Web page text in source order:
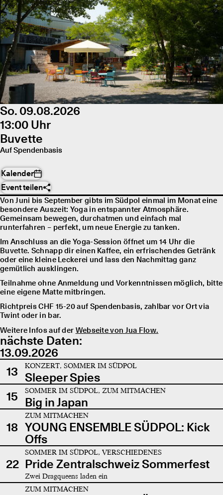
So. 09.08.2026
13:00 Uhr
Buvette
Auf Spendenbasis
Kalender
Event teilen
Von Juni bis September gibts im Südpol einmal im Monat eine
besondere Auszeit: Yoga in entspannter Atmosphäre.
Gemeinsam bewegen, durchatmen und einfach mal
runterfahren – perfekt, um neue Energie zu tanken.
Im Anschluss an die Yoga-Session öffnet um 14 Uhr die
Buvette. Schnapp dir einen Kaffee, ein erfrischendes Getränk
oder eine kleine Leckerei und lass den Nachmittag ganz
gemütlich ausklingen.
Teilnahme ohne Anmeldung und Vorkenntnissen möglich, bitte
eine eigene Matte mitbringen.
Richtpreis CHF 15-20 auf Spendenbasis, zahlbar vor Ort via
Twint oder in bar.
Weitere Infos auf der Webseite von Jua Flow.
nächste Daten:
13.09.2026
13
KONZERT, SOMMER IM SÜDPOL
Sleeper Spies
15
SOMMER IM SÜDPOL, ZUM MITMACHEN
Big in Japan
18
ZUM MITMACHEN
YOUNG ENSEMBLE SÜDPOL: Kick
Offs
22
SOMMER IM SÜDPOL, VERSCHIEDENES
Pride Zentralschweiz Sommerfest
Zwei Dragqueens laden ein
ZUM MITMACHEN